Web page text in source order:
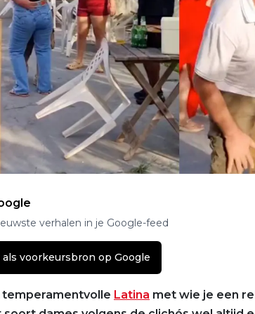
verhalen in je Google-feed
als voorkeursbron op Google
temperamentvolle Latina met wie je een